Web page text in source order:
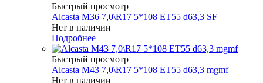
Быстрый просмотр
Alcasta M36 7,0\R17 5*108 ET55 d63,3 SF
Нет в наличии
Подробнее
Быстрый просмотр
Alcasta M43 7,0\R17 5*108 ET55 d63,3 mgmf
Нет в наличии